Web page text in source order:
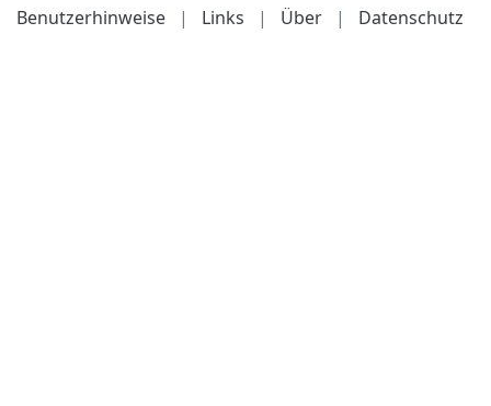
Benutzerhinweise
| Links | Über | Datenschutz